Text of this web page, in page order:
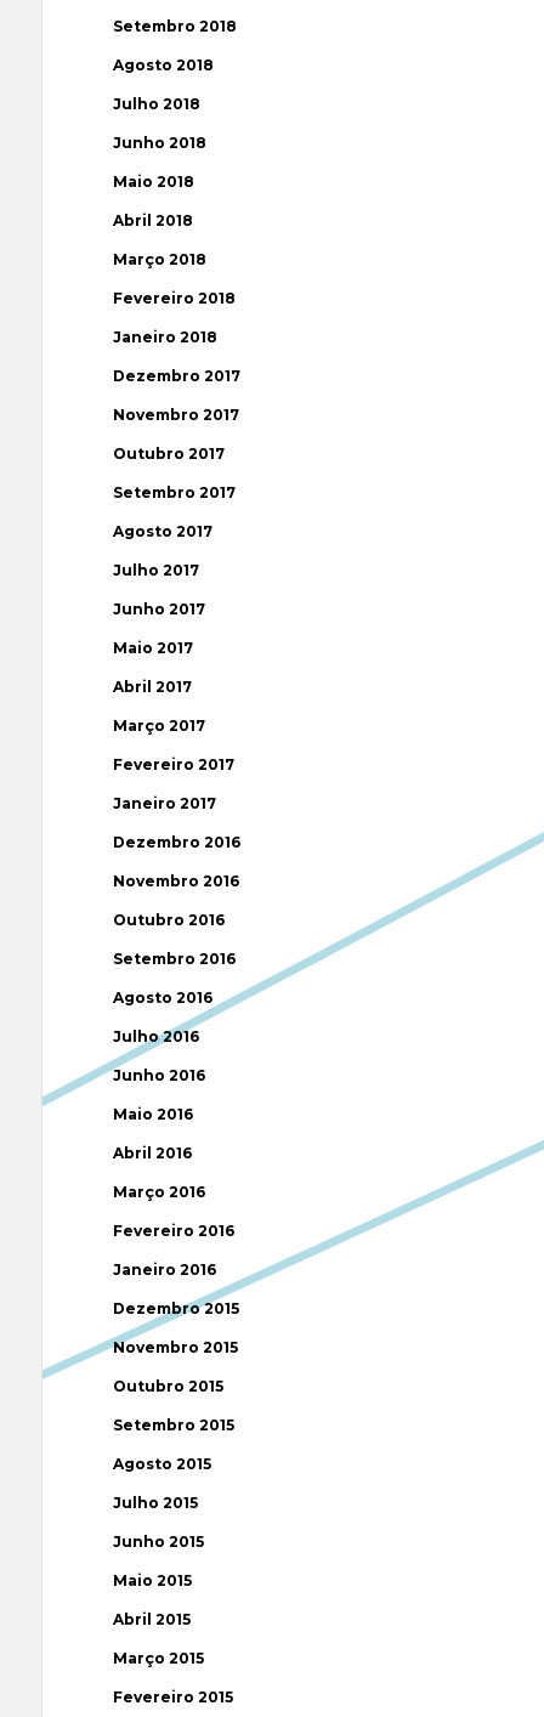
Setembro 2018
Agosto 2018
Julho 2018
Junho 2018
Maio 2018
Abril 2018
Março 2018
Fevereiro 2018
Janeiro 2018
Dezembro 2017
Novembro 2017
Outubro 2017
Setembro 2017
Agosto 2017
Julho 2017
Junho 2017
Maio 2017
Abril 2017
Março 2017
Fevereiro 2017
Janeiro 2017
Dezembro 2016
Novembro 2016
Outubro 2016
Setembro 2016
Agosto 2016
Julho 2016
Junho 2016
Maio 2016
Abril 2016
Março 2016
Fevereiro 2016
Janeiro 2016
Dezembro 2015
Novembro 2015
Outubro 2015
Setembro 2015
Agosto 2015
Julho 2015
Junho 2015
Maio 2015
Abril 2015
Março 2015
Fevereiro 2015